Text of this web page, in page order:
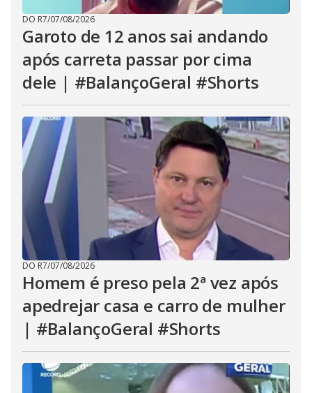
DO R7/07/08/2026
Garoto de 12 anos sai andando
após carreta passar por cima
dele | #BalançoGeral #Shorts
DO R7/07/08/2026
Homem é preso pela 2ª vez após
apedrejar casa e carro de mulher
| #BalançoGeral #Shorts